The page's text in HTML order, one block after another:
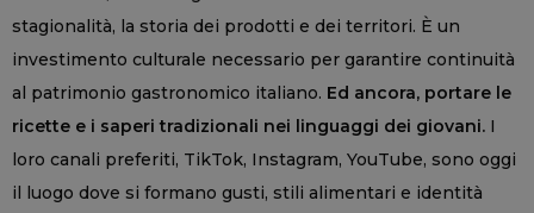
stagionalità, la storia dei prodotti e dei territori. È un
investimento culturale necessario per garantire continuità
al patrimonio gastronomico italiano. Ed ancora, portare le
ricette e i saperi tradizionali nei linguaggi dei giovani. I
loro canali preferiti, TikTok, Instagram, YouTube, sono oggi
il luogo dove si formano gusti, stili alimentari e identità